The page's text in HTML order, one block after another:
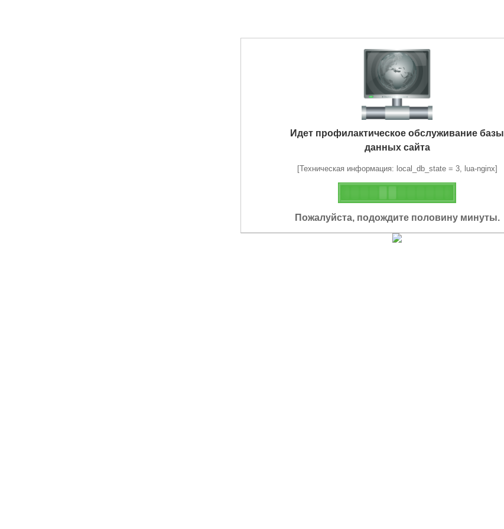
Идет профилактическое обслуживание базы
данных сайта
[Техническая информация: local_db_state = 3, lua-nginx]
Пожалуйста, подождите половину минуты.